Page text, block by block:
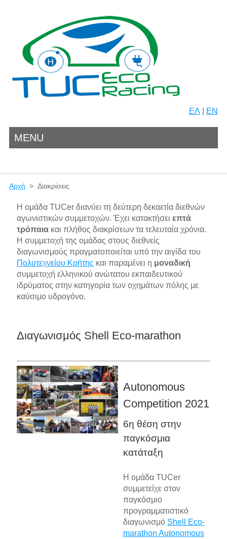
ΕΛ EN
MENU
Αρχή > Διακρίσεις
Η ομάδα TUCer διανύει τη δεύτερη δεκαετία διεθνών
αγωνιστικών συμμετοχών. Έχει κατακτήσει επτά
τρόπαιακαι πλήθος διακρίσεων τα τελευταία χρόνια.
Η συμμετοχή της ομάδας στους διεθνείς
διαγωνισμούς πραγματοποιείται υπό την αιγίδα του
Πολυτεχνείου Κρήτης και παραμένει η μοναδική
συμμετοχή ελληνικού ανώτατου εκπαιδευτικού
ιδρύματος στην κατηγορία των οχημάτων πόλης με
καύσιμο υδρογόνο.
Διαγωνισμός Shell Eco-marathon
Autonomous
Competition 2021
6η θέση στην
παγκόσμια
κατάταξη
Η ομάδα TUCer
συμμετείχε στον
παγκόσμιο
προγραμματιστικό
διαγωνισμό Shell Eco-
marathon Autonomous